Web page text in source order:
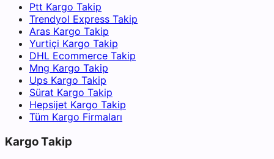
Ptt Kargo Takip
Trendyol Express Takip
Aras Kargo Takip
Yurtiçi Kargo Takip
DHL Ecommerce Takip
Mng Kargo Takip
Ups Kargo Takip
Sürat Kargo Takip
Hepsijet Kargo Takip
Tüm Kargo Firmaları
Kargo Takip